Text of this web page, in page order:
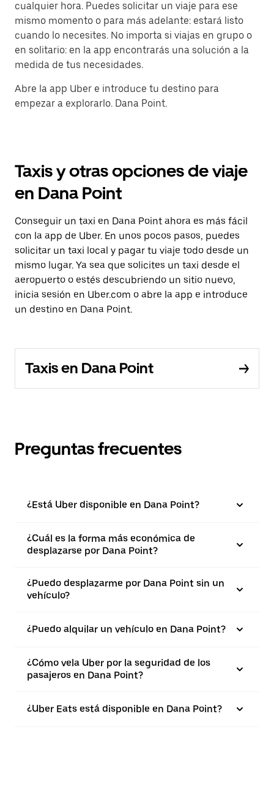
cualquier hora. Puedes solicitar un viaje para ese
mismo momento o para más adelante: estará listo
cuando lo necesites. No importa si viajas en grupo o
en solitario: en la app encontrarás una solución a la
medida de tus necesidades.
Abre la app Uber e introduce tu destino para
empezar a explorarlo. Dana Point.
Taxis y otras opciones de viaje
en Dana Point
Conseguir un taxi en Dana Point ahora es más fácil
con la app de Uber. En unos pocos pasos, puedes
solicitar un taxi local y pagar tu viaje todo desde un
mismo lugar. Ya sea que solicites un taxi desde el
aeropuerto o estés descubriendo un sitio nuevo,
inicia sesión en Uber.com o abre la app e introduce
un destino en Dana Point.
Taxis en Dana Point
Preguntas frecuentes
¿Está Uber disponible en Dana Point?
¿Cuál es la forma más económica de
desplazarse por Dana Point?
¿Puedo desplazarme por Dana Point sin un
vehículo?
¿Puedo alquilar un vehículo en Dana Point?
¿Cómo vela Uber por la seguridad de los
pasajeros en Dana Point?
¿Uber Eats está disponible en Dana Point?